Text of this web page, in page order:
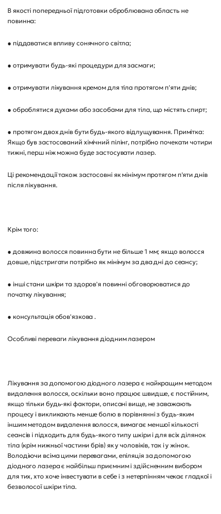
В якості попередньої підготовки оброблювана область не
повинна:
● піддаватися впливу сонячного світла;
● отримувати будь-які процедури для засмаги;
● отримувати лікування кремом для тіла протягом п'яти днів;
● оброблятися духами або засобами для тіла, що містять спирт;
● протягом двох днів бути будь-якого відлущування. Примітка:
Якщо був застосований хімічний пілінг, потрібно почекати чотири
тижні, перш ніж можна буде застосувати лазер.
Ці рекомендації також застосовні як мінімум протягом п'яти днів
після лікування.
Крім того:
● довжина волосся повинна бути не більше 1 мм; якщо волосся
довше, підстригати потрібно як мінімум за два дні до сеансу;
● інші стани шкіри та здоров'я повинні обговорюватися до
початку лікування;
● консультація обов'язкова .
Особливі переваги лікування діодним лазером
Лікування за допомогою діодного лазера є найкращим методом
видалення волосся, оскільки воно працює швидше, є постійним,
якщо тільки будь-які фактори, описані вище, не заважають
процесу і викликають менше болю в порівнянні з будь-яким
іншим методом видалення волосся, вимагає меншої кількості
сеансів і підходить для будь-якого типу шкіри і для всіх ділянок
тіла (крім нижньої частини брів) як у чоловіків, так і у жінок.
Володіючи всіма цими перевагами, епіляція за допомогою
діодного лазера є найбільш приємним і здійсненним вибором
для тих, хто хоче інвестувати в себе і з нетерпінням чекає гладкої і
безволосої шкіри тіла.